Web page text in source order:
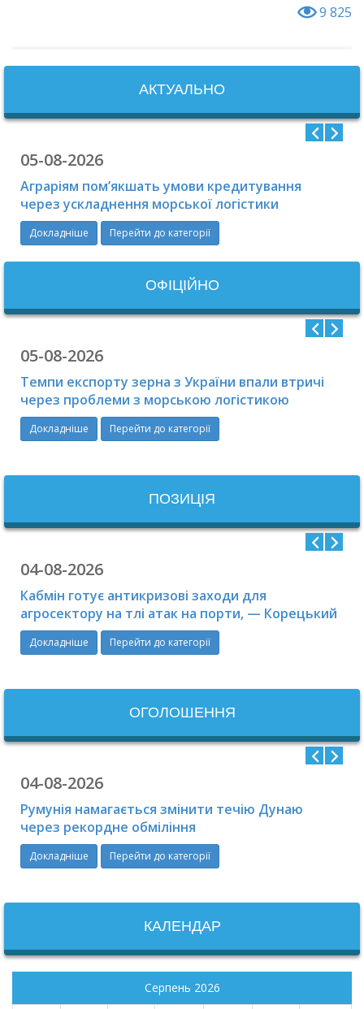
9 825
АКТУАЛЬНО
05-08-2026
Аграріям пом’якшать умови кредитування
через ускладнення морської логістики
Докладніше Перейти до категорії
ОФIЦIЙНО
05-08-2026
Темпи експорту зерна з України впали втричі
через проблеми з морською логістикою
Докладніше Перейти до категорії
ПОЗИЦІЯ
04-08-2026
Кабмін готує антикризові заходи для
агросектору на тлі атак на порти, — Корецький
Докладніше Перейти до категорії
ОГОЛОШЕННЯ
04-08-2026
Румунія намагається змінити течію Дунаю
через рекордне обміління
Докладніше Перейти до категорії
КАЛЕНДАР
Серпень 2026